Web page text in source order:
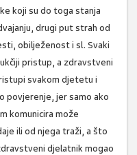
koji su do toga stanja
drugi put strah od
obilježenost i sl. Svaki
pristup, a zdravstveni
svakom djetetu i
povjerenje, jer samo ako
komunicira može
ili od njega traži, a što
djelatnik mogao